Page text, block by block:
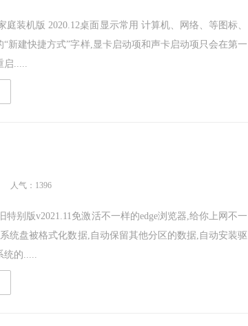
庭装机版 2020.12桌面显示常用 计算机、网络、等图标、
新建快捷方式”字样,显卡启动项和声卡启动项只会在第一
启.....
人气：1396
特别版v2021.11免激活不一样的edge浏览器,给你上网不一
统盘被格式化数据,自动保留其他分区的数据,自动安装驱
统的.....